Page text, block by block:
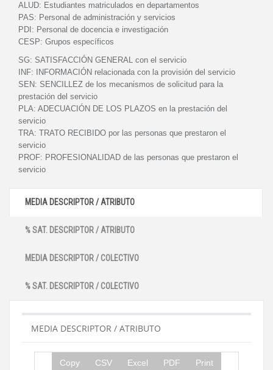
ALUD: Estudiantes matriculados en departamentos
PAS: Personal de administración y servicios
PDI: Personal de docencia e investigación
CESP: Grupos específicos
SG: SATISFACCIÓN GENERAL con el servicio
INF:
INFORMACIÓN relacionada con la provisión del servicio
SEN: SENCILLEZ de los mecanismos de solicitud para la
prestación del servicio
PLA: ADECUACIÓN DE LOS PLAZOS en la prestación del
servicio
TRA: TRATO RECIBIDO por las personas que prestaron el
servicio
PROF: PROFESIONALIDAD de las personas que prestaron el
servicio
MEDIA DESCRIPTOR / ATRIBUTO
% SAT. DESCRIPTOR / ATRIBUTO
MEDIA DESCRIPTOR / COLECTIVO
% SAT. DESCRIPTOR / COLECTIVO
MEDIA DESCRIPTOR / ATRIBUTO
Copy CSV Excel PDF Print